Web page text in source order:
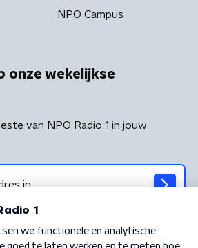
NPO Campus
onze wekelijkse
van NPO Radio 1 in jouw